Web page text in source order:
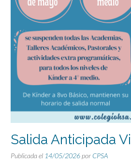
Salida Anticipada
Publicada el 14/05/2026por CPSA